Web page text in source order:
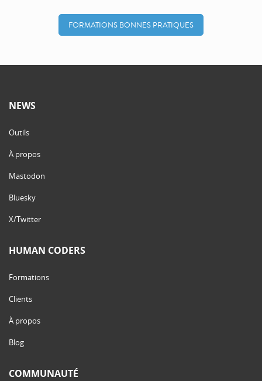
FORMATIONS BONNES PRATIQUES
NEWS
Outils
À propos
Mastodon
Bluesky
X/Twitter
HUMAN CODERS
Formations
Clients
À propos
Blog
COMMUNAUTÉ